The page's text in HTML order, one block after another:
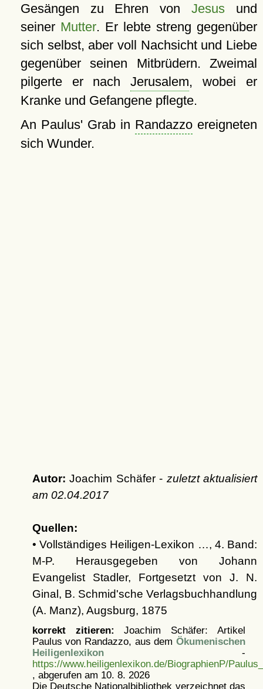
Gesängen zu Ehren vonJesus und
seiner Mutter. Er lebte streng gegenüber
sich selbst, aber voll Nachsicht und Liebe
gegenüber seinen Mitbrüdern. Zweimal
pilgerte er nachJerusalem, wobei er
Kranke und Gefangene pflegte.
An Paulus' Grab in Randazzoereigneten
sich Wunder.
Autor: Joachim Schäfer - zuletzt aktualisiert
am 02.04.2017
Quellen:
• Vollständiges Heiligen-Lexikon …, 4. Band:
M-P. Herausgegeben von Johann
Evangelist Stadler, Fortgesetzt von J. N.
Ginal, B. Schmid'sche Verlagsbuchhandlung
(A. Manz), Augsburg, 1875
korrekt zitieren: Joachim Schäfer: Artikel
Paulus von Randazzo, aus dem Ökumenischen
Heiligenlexikon-
https://www.heiligenlexikon.de/BiographienP/
, abgerufen am 10. 8. 2026
Die Deutsche Nationalbibliothek verzeichnet das